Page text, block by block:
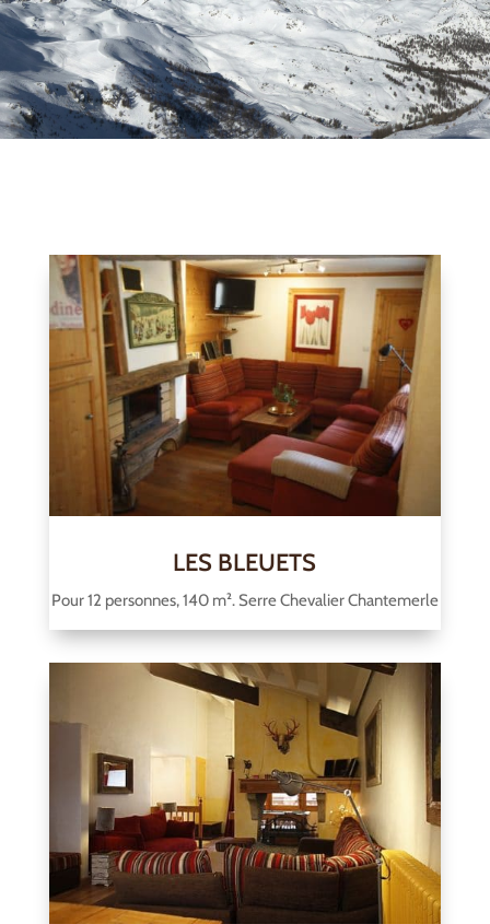
LES BLEUETS
Pour 12 personnes, 140 m². Serre Chevalier Chantemerle